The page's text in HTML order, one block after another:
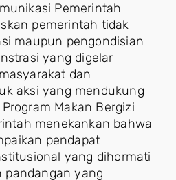
Pemerintah
pemerintah tidak
maupun pengondisian
yang digelar
dan
aksi yang mendukung
Makan Bergizi
menekankan bahwa
pendapat
yang dihormati
pandangan yang